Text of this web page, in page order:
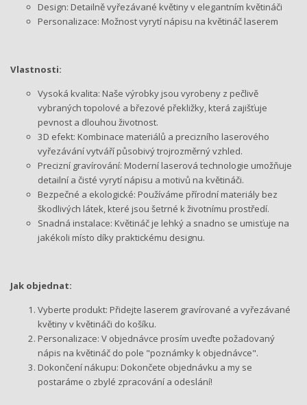
Design: Detailně vyřezávané květiny v elegantním květináči
Personalizace: Možnost vyrytí nápisu na květináč laserem
Vlastnosti:
Vysoká kvalita: Naše výrobky jsou vyrobeny z pečlivě
vybraných topolové a březové překližky, která zajišťuje
pevnost a dlouhou životnost.
3D efekt: Kombinace materiálů a precizního laserového
vyřezávání vytváří působivý trojrozměrný vzhled.
Precizní gravírování: Moderní laserová technologie umožňuje
detailní a čisté vyrytí nápisu a motivů na květináči.
Bezpečné a ekologické: Používáme přírodní materiály bez
škodlivých látek, které jsou šetrné k životnímu prostředí.
Snadná instalace: Květináč je lehký a snadno se umisťuje na
jakékoli místo díky praktickému designu.
Jak objednat:
Vyberte produkt: Přidejte laserem gravírované a vyřezávané
květiny v květináči do košíku.
Personalizace: V objednávce prosím uveďte požadovaný
nápis na květináč do pole "poznámky k objednávce".
Dokončení nákupu: Dokončete objednávku a my se
postaráme o zbylé zpracování a odeslání!